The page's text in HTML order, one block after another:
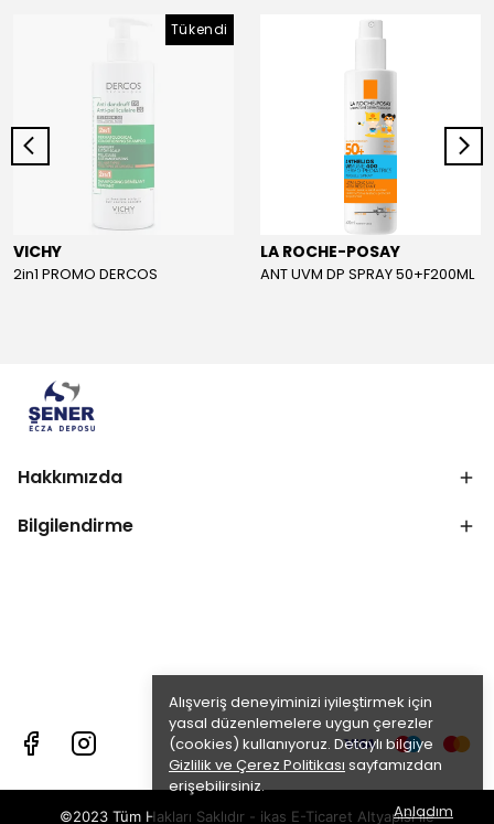
Alışveriş deneyiminizi iyileştirmek için
yasal düzenlemelere uygun çerezler
(cookies) kullanıyoruz. Detaylı bilgiye
Gizlilik ve Çerez Politikası sayfamızdan
erişebilirsiniz.
Anladım
Tükendi
VICHY
2in1 PROMO DERCOS
LA ROCHE-POSAY
ANT UVM DP SPRAY 50+F200ML
Hakkımızda
Bilgilendirme
©2023 Tüm Hakları Saklıdır - ikas E-Ticaret Altyapısı ile